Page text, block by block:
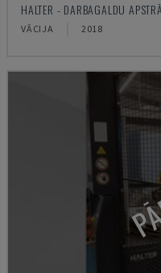
HALTER - DARBAGALDU
VĀCIJA 2018